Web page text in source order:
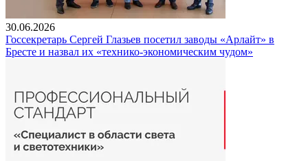
30.06.2026
Госсекретарь Сергей Глазьев посетил заводы «Арлайт» в
Бресте и назвал их «технико-экономическим чудом»